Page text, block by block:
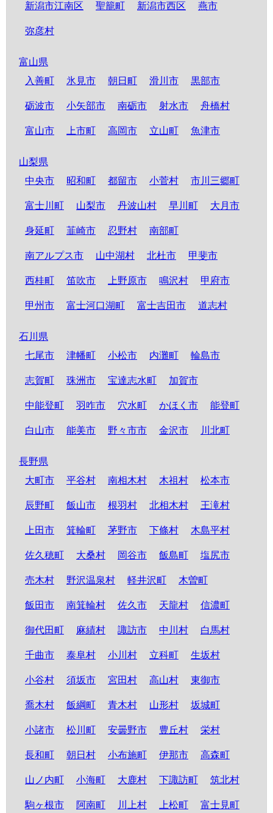
新潟市江南区 聖籠町 新潟市西区 燕市
弥彦村
富山県
入善町
氷見市 朝日町 滑川市 黒部市
砺波市 小矢部市 南砺市 射水市 舟橋村
富山市 上市町 高岡市 立山町 魚津市
山梨県
中央市
昭和町 都留市 小菅村 市川三郷町
富士川町 山梨市 丹波山村 早川町 大月市
身延町 韮崎市 忍野村 南部町
南アルプス市 山中湖村 北杜市 甲斐市
西桂町 笛吹市 上野原市 鳴沢村 甲府市
甲州市 富士河口湖町 富士吉田市 道志村
石川県
七尾市
津幡町 小松市 内灘町 輪島市
志賀町 珠洲市 宝達志水町 加賀市
中能登町 羽咋市 穴水町 かほく市 能登町
白山市 能美市 野々市市 金沢市 川北町
長野県
大町市
平谷村 南相木村 木祖村 松本市
辰野町 飯山市 根羽村 北相木村 王滝村
上田市 箕輪町 茅野市 下條村 木島平村
佐久穂町 大桑村 岡谷市 飯島町 塩尻市
売木村 野沢温泉村 軽井沢町 木曽町
飯田市 南箕輪村 佐久市 天龍村 信濃町
御代田町 麻績村 諏訪市 中川村 白馬村
千曲市 泰阜村 小川村 立科町 生坂村
小谷村 須坂市 宮田村 高山村 東御市
喬木村 飯綱町 青木村 山形村 坂城町
小諸市 松川町 安曇野市 豊丘村 栄村
長和町 朝日村 小布施町 伊那市 高森町
山ノ内町 小海町 大鹿村 下諏訪町 筑北村
駒ヶ根市 阿南町 川上村 上松町 富士見町